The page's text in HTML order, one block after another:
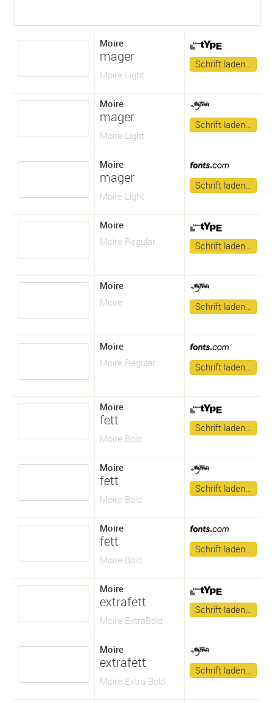
Moire
mager
Moire Light
Schrift laden…
Moire
mager
Moire Light
Schrift laden…
Moire
mager
Moire Light
Schrift laden…
Moire
Moire Regular
Schrift laden…
Moire
Moire
Schrift laden…
Moire
Moire Regular
Schrift laden…
Moire
fett
Moire Bold
Schrift laden…
Moire
fett
Moire Bold
Schrift laden…
Moire
fett
Moire Bold
Schrift laden…
Moire
extrafett
Moire ExtraBold
Schrift laden…
Moire
extrafett
Moire Extra Bold
Schrift laden…